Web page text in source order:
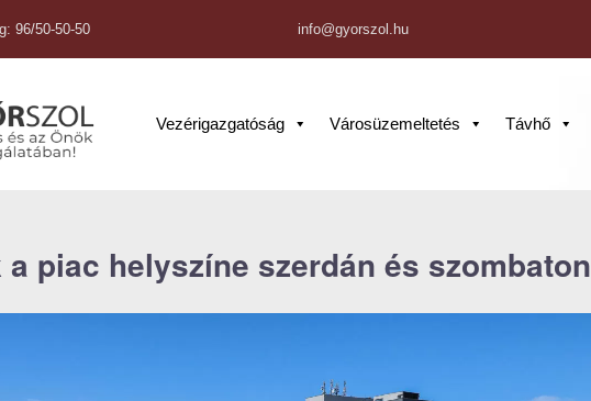
96/50-50-50 info@gyorszol.hu
Vezérigazgatóság Városüzemeltetés Távhő
a piac helyszíne szerdán és szombaton